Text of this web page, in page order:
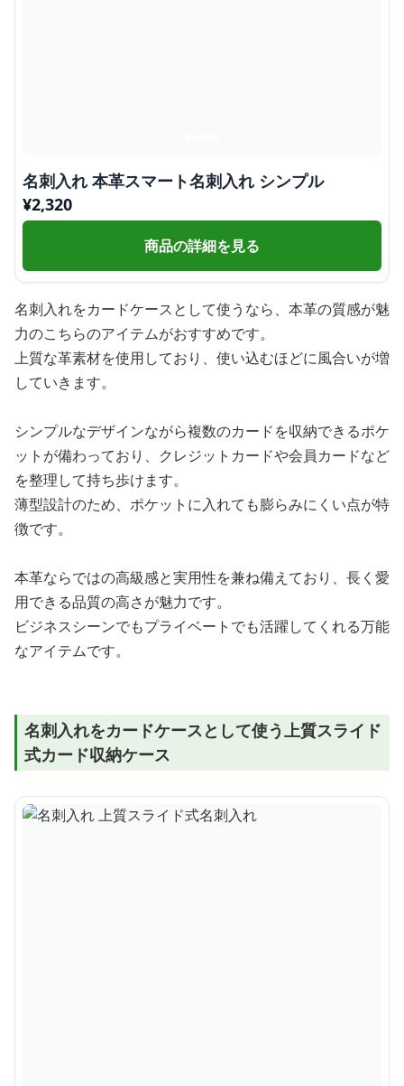
名刺入れ 本革スマート名刺入れ シンプル
¥2,320
商品の詳細を見る
名刺入れをカードケースとして使うなら、本革の質感が魅
力のこちらのアイテムがおすすめです。
上質な革素材を使用しており、使い込むほどに風合いが増
していきます。
シンプルなデザインながら複数のカードを収納できるポケ
ットが備わっており、クレジットカードや会員カードなど
を整理して持ち歩けます。
薄型設計のため、ポケットに入れても膨らみにくい点が特
徴です。
本革ならではの高級感と実用性を兼ね備えており、長く愛
用できる品質の高さが魅力です。
ビジネスシーンでもプライベートでも活躍してくれる万能
なアイテムです。
名刺入れをカードケースとして使う上質スライド
式カード収納ケース